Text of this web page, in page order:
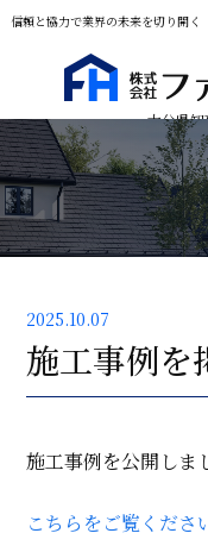
信頼と協力で業界の未来を切り開く
大分県
2025.10.07
施工事例を
施工事例を公開しま
こちらをご覧くださ